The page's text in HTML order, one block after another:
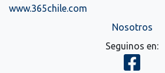
www.365chile.com
Nosotros
Seguinos en: